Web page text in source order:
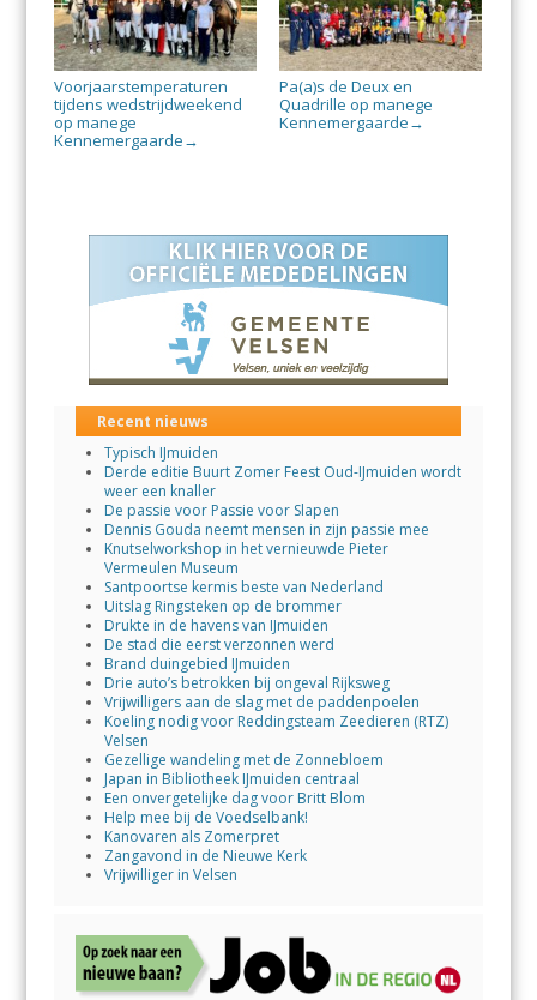
Voorjaarstemperaturen
tijdens wedstrijdweekend
op manege
Kennemergaarde →
Pa(a)s de Deux en
Quadrille op manege
Kennemergaarde →
Recent nieuws
Typisch IJmuiden
Derde editie Buurt Zomer Feest Oud-IJmuiden wordt
weer een knaller
De passie voor Passie voor Slapen
Dennis Gouda neemt mensen in zijn passie mee
Knutselworkshop in het vernieuwde Pieter
Vermeulen Museum
Santpoortse kermis beste van Nederland
Uitslag Ringsteken op de brommer
Drukte in de havens van IJmuiden
De stad die eerst verzonnen werd
Brand duingebied IJmuiden
Drie auto’s betrokken bij ongeval Rijksweg
Vrijwilligers aan de slag met de paddenpoelen
Koeling nodig voor Reddingsteam Zeedieren (RTZ)
Velsen
Gezellige wandeling met de Zonnebloem
Japan in Bibliotheek IJmuiden centraal
Een onvergetelijke dag voor Britt Blom
Help mee bij de Voedselbank!
Kanovaren als Zomerpret
Zangavond in de Nieuwe Kerk
Vrijwilliger in Velsen